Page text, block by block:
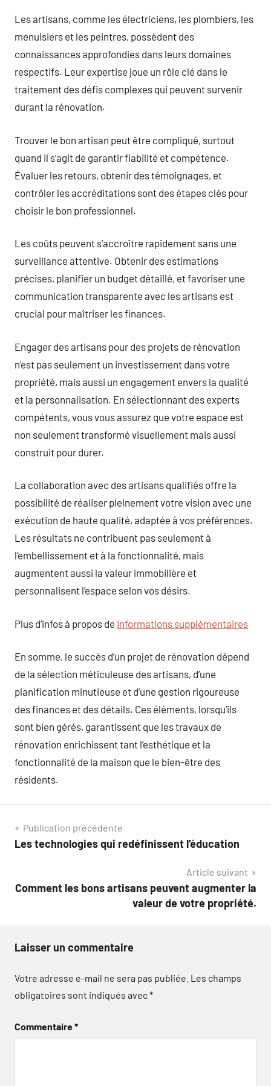
Les artisans, comme les électriciens, les plombiers, les
menuisiers et les peintres, possèdent des
connaissances approfondies dans leurs domaines
respectifs. Leur expertise joue un rôle clé dans le
traitement des défis complexes qui peuvent survenir
durant la rénovation.
Trouver le bon artisan peut être compliqué, surtout
quand il s’agit de garantir fiabilité et compétence.
Évaluer les retours, obtenir des témoignages, et
contrôler les accréditations sont des étapes clés pour
choisir le bon professionnel.
Les coûts peuvent s’accroître rapidement sans une
surveillance attentive. Obtenir des estimations
précises, planifier un budget détaillé, et favoriser une
communication transparente avec les artisans est
crucial pour maîtriser les finances.
Engager des artisans pour des projets de rénovation
n’est pas seulement un investissement dans votre
propriété, mais aussi un engagement envers la qualité
et la personnalisation. En sélectionnant des experts
compétents, vous vous assurez que votre espace est
non seulement transformé visuellement mais aussi
construit pour durer.
La collaboration avec des artisans qualifiés offre la
possibilité de réaliser pleinement votre vision avec une
exécution de haute qualité, adaptée à vos préférences.
Les résultats ne contribuent pas seulement à
l’embellissement et à la fonctionnalité, mais
augmentent aussi la valeur immobilière et
personnalisent l’espace selon vos désirs.
Plus d’infos à propos de Informations supplémentaires
En somme, le succès d’un projet de rénovation dépend
de la sélection méticuleuse des artisans, d’une
planification minutieuse et d’une gestion rigoureuse
des finances et des détails. Ces éléments, lorsqu’ils
sont bien gérés, garantissent que les travaux de
rénovation enrichissent tant l’esthétique et la
fonctionnalité de la maison que le bien-être des
résidents.
Navigation
de
Publication précédente
Les technologies qui redéfinissent l’éducation
Article suivant
Comment les bons artisans peuvent augmenter la
valeur de votre propriété.
Laisser un commentaire
Votre adresse e-mail ne sera pas publiée. Les champs
obligatoires sont indiqués avec*
Commentaire*